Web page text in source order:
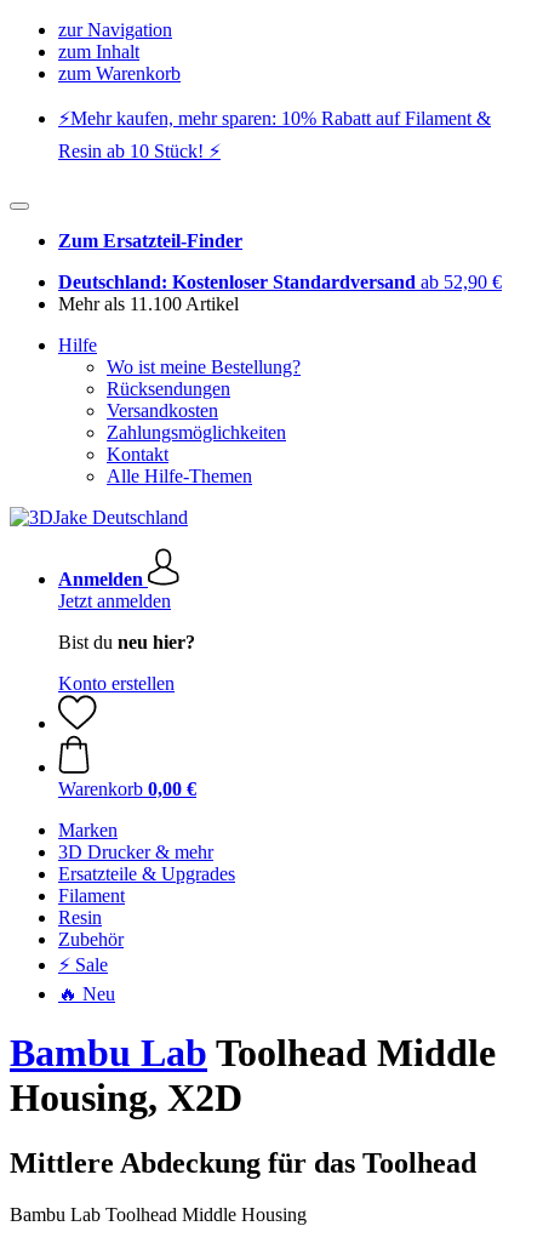
zur Navigation
zum Inhalt
zum Warenkorb
⚡️Mehr kaufen, mehr sparen: 10% Rabatt auf Filament &
Resin ab 10 Stück! ⚡️
Zum Ersatzteil-Finder
Deutschland: Kostenloser Standardversand ab 52,90 €
Mehr als 11.100 Artikel
Hilfe
Wo ist meine Bestellung?
Rücksendungen
Versandkosten
Zahlungsmöglichkeiten
Kontakt
Alle Hilfe-Themen
Anmelden
Jetzt anmelden
Bist du neu hier?
Konto erstellen
Warenkorb 0,00 €
Marken
3D Drucker & mehr
Ersatzteile & Upgrades
Filament
Resin
Zubehör
⚡ Sale
🔥 Neu
Bambu Lab Toolhead Middle
Housing, X2D
Mittlere Abdeckung für das Toolhead
Bambu Lab Toolhead Middle Housing